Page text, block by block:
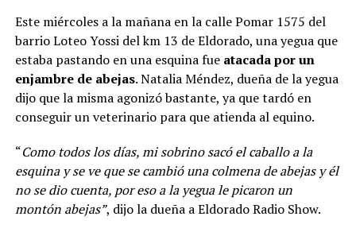
Este miércoles a la mañana en la calle Pomar 1575 del
barrio Loteo Yossi del km 13 de Eldorado, una yegua que
estaba pastando en una esquina fue atacada por un
enjambre de abejas. Natalia Méndez, dueña de la yegua
dijo que la misma agonizó bastante, ya que tardó en
conseguir un veterinario para que atienda al equino.
“Como todos los días, mi sobrino sacó el caballo a la
esquina y se ve que se cambió una colmena de abejas y él
no se dio cuenta, por eso a la yegua le picaron un
montón abejas”, dijo la dueña a Eldorado Radio Show.